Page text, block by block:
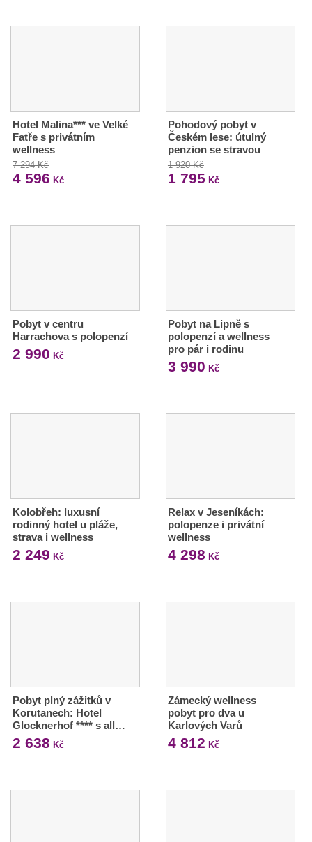
Hotel Malina*** ve Velké
Fatře s privátním
wellness
7 294 Kč
4 596 Kč
Pohodový pobyt v
Českém lese: útulný
penzion se stravou
1 920 Kč
1 795 Kč
Pobyt v centru
Harrachova s polopenzí
2 990 Kč
Pobyt na Lipně s
polopenzí a wellness
pro pár i rodinu
3 990 Kč
Kolobřeh: luxusní
rodinný hotel u pláže,
strava i wellness
2 249 Kč
Relax v Jeseníkách:
polopenze i privátní
wellness
4 298 Kč
Pobyt plný zážitků v
Korutanech: Hotel
Glocknerhof **** s all…
2 638 Kč
Zámecký wellness
pobyt pro dva u
Karlových Varů
4 812 Kč